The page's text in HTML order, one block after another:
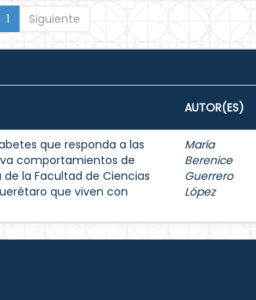
1 Siguiente
AUTOR(ES)
que responda a las
comportamientos de
la Facultad de Ciencias
que viven con
María
Berenice
Guerrero
López